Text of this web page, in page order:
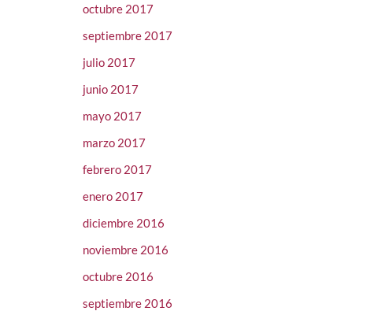
octubre 2017
septiembre 2017
julio 2017
junio 2017
mayo 2017
marzo 2017
febrero 2017
enero 2017
diciembre 2016
noviembre 2016
octubre 2016
septiembre 2016